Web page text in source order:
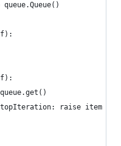
queue.Queue()
raise item